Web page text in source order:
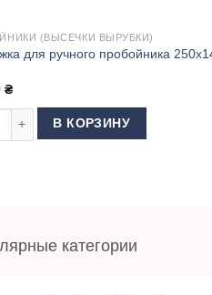
(ВЫСЕЧКИ ВЫРУБКИ)
для ручного пробойника
₴
товара Подложка для
В КОРЗИНУ
категории